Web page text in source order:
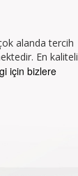
alanda tercih
En kaliteli
için bizlere